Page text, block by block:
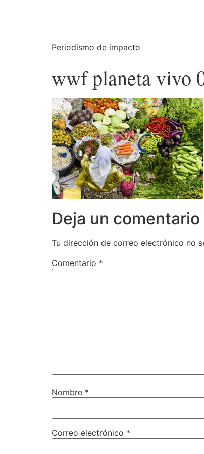
Periodismo de impacto
wwf planeta vivo
Deja un comentario
Tu dirección de correo electrónico no
Comentario *
Nombre *
Correo electrónico *